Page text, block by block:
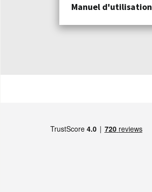
Manuel d'utilisation